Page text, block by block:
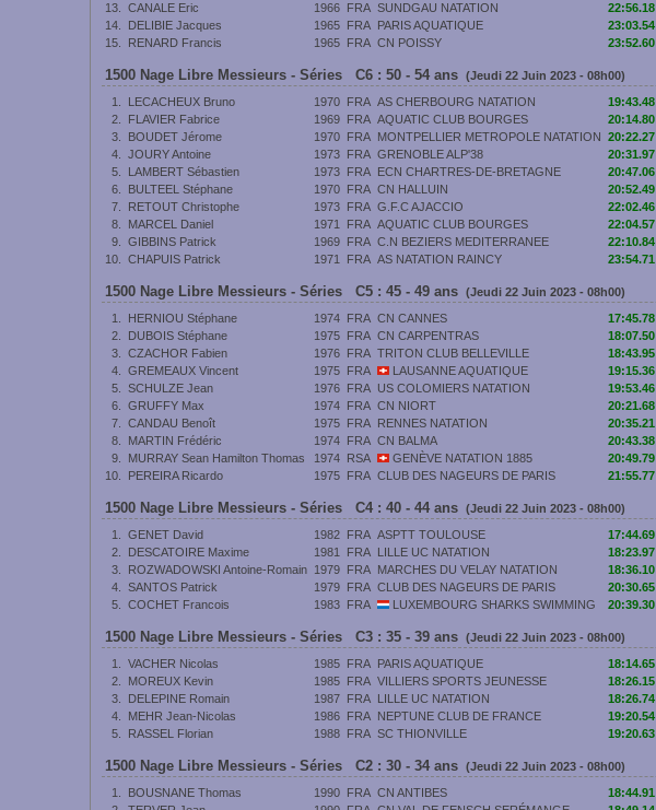
13. CANALE Eric 1966 FRA SUNDGAU NATATION 22:56.18
14. DELIBIE Jacques 1965 FRA PARIS AQUATIQUE 23:03.54
15. RENARD Francis 1965 FRA CN POISSY 23:52.60
1500 Nage Libre Messieurs - Séries C6 : 50 - 54 ans (Jeudi 22 Juin 2023 - 08h00)
1.
LECACHEUX Bruno 1970 FRA AS CHERBOURG NATATION 19:43.48
2. FLAVIER Fabrice 1969 FRA AQUATIC CLUB BOURGES 20:14.80
3. BOUDET Jérome 1970 FRA MONTPELLIER METROPOLE NATATION 20:22.27
4. JOURY Antoine 1973 FRA GRENOBLE ALP'38 20:31.97
5. LAMBERT Sébastien 1973 FRA ECN CHARTRES-DE-BRETAGNE 20:47.06
6. BULTEEL Stéphane 1970 FRA CN HALLUIN 20:52.49
7. RETOUT Christophe 1973 FRA G.F.C AJACCIO 22:02.46
8. MARCEL Daniel 1971 FRA AQUATIC CLUB BOURGES 22:04.57
9. GIBBINS Patrick 1969 FRA C.N BEZIERS MEDITERRANEE 22:10.84
10. CHAPUIS Patrick 1971 FRA AS NATATION RAINCY 23:54.71
1500 Nage Libre Messieurs - Séries C5 : 45 - 49 ans (Jeudi 22 Juin 2023 - 08h00)
1.
HERNIOU Stéphane 1974 FRA CN CANNES 17:45.78
2. DUBOIS Stéphane 1975 FRA CN CARPENTRAS 18:07.50
3. CZACHOR Fabien 1976 FRA TRITON CLUB BELLEVILLE 18:43.95
4. GREMEAUX Vincent 1975 FRA LAUSANNE AQUATIQUE 19:15.36
5. SCHULZE Jean 1976 FRA US COLOMIERS NATATION 19:53.46
6. GRUFFY Max 1974 FRA CN NIORT 20:21.68
7. CANDAU Benoît 1975 FRA RENNES NATATION 20:35.21
8. MARTIN Frédéric 1974 FRA CN BALMA 20:43.38
9. MURRAY Sean Hamilton Thomas 1974 RSA GENÈVE NATATION 1885 20:49.79
10. PEREIRA Ricardo 1975 FRA CLUB DES NAGEURS DE PARIS 21:55.77
1500 Nage Libre Messieurs - Séries C4 : 40 - 44 ans (Jeudi 22 Juin 2023 - 08h00)
1.
GENET David 1982 FRA ASPTT TOULOUSE 17:44.69
2. DESCATOIRE Maxime 1981 FRA LILLE UC NATATION 18:23.97
3. ROZWADOWSKI Antoine-Romain 1979 FRA MARCHES DU VELAY NATATION 18:36.10
4. SANTOS Patrick 1979 FRA CLUB DES NAGEURS DE PARIS 20:30.65
5. COCHET Francois 1983 FRA LUXEMBOURG SHARKS SWIMMING 20:39.30
1500 Nage Libre Messieurs - Séries C3 : 35 - 39 ans (Jeudi 22 Juin 2023 - 08h00)
1.
VACHER Nicolas 1985 FRA PARIS AQUATIQUE 18:14.65
2. MOREUX Kevin 1985 FRA VILLIERS SPORTS JEUNESSE 18:26.15
3. DELEPINE Romain 1987 FRA LILLE UC NATATION 18:26.74
4. MEHR Jean-Nicolas 1986 FRA NEPTUNE CLUB DE FRANCE 19:20.54
5. RASSEL Florian 1988 FRA SC THIONVILLE 19:20.63
1500 Nage Libre Messieurs - Séries C2 : 30 - 34 ans (Jeudi 22 Juin 2023 - 08h00)
1.
BOUSNANE Thomas 1990 FRA CN ANTIBES 18:44.91